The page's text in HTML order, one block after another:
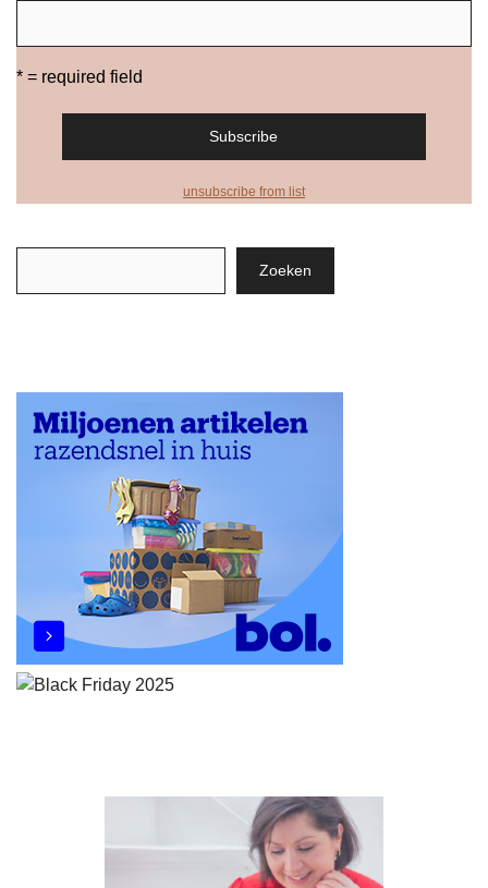
* = required field
unsubscribe from list
Zoeken